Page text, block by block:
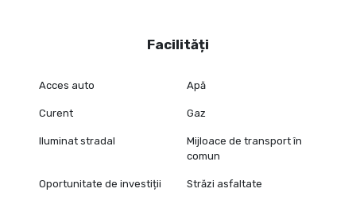
Facilități
Acces auto Apă
Curent Gaz
Iluminat stradal
Mijloace de transport în
comun
Oportunitate de investiții Străzi asfaltate